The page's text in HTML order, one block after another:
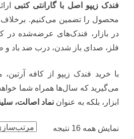
فندک زیپو اصل با گارانتی کتبی
محصول را تضمین می‌کنیم. برخلاف
در بازار، فندک‌های عرضه‌شده در
فلز، صدای باز شدن، درب ضد باد
با خرید فندک زیپو از کافه
می‌گیرید که سال‌ها همراه شما
ابزار، بلکه به عنوان نماد اصالت،
نمایش همه 16 نتیجه
مرتب‌سازی